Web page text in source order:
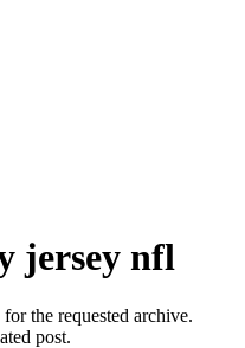
jersey nfl
the requested archive.
post.